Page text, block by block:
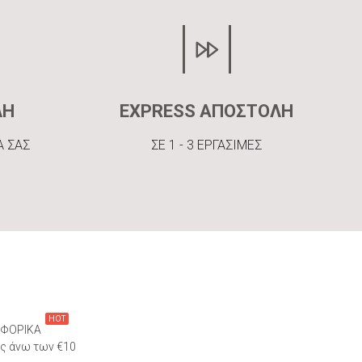
ΣΑΣ
EXPRESS ΑΠΟΣΤΟΛΗ
ΣΕ 1 - 3 ΕΡΓΑΣΙΜΕΣ
HOT
άνω των €10